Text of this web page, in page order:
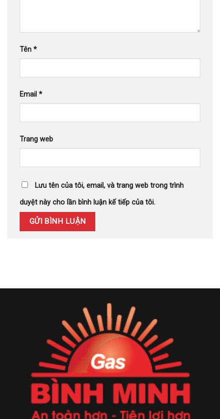
Tên *
Email *
Trang web
Lưu tên của tôi, email, và trang web trong trình
duyệt này cho lần bình luận kế tiếp của tôi.